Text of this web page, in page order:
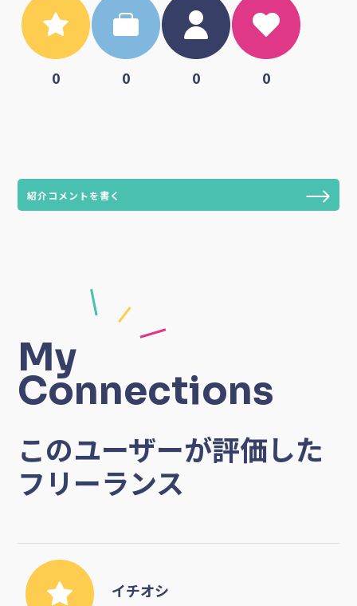
0 0 0 0
紹介コメントを書く
My
Connections
このユーザーが評価した
フリーランス
イチオシ